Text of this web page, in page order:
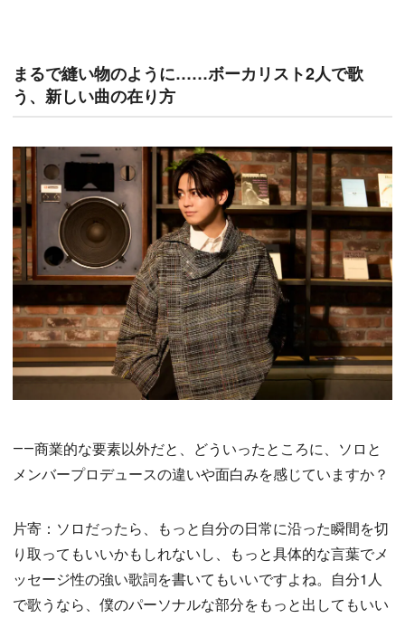
まるで縫い物のように……ボーカリスト2人で歌
う、新しい曲の在り方
――商業的な要素以外だと、どういったところに、ソロと
メンバープロデュースの違いや面白みを感じていますか？
片寄：ソロだったら、もっと自分の日常に沿った瞬間を切
り取ってもいいかもしれないし、もっと具体的な言葉でメ
ッセージ性の強い歌詞を書いてもいいですよね。自分1人
で歌うなら、僕のパーソナルな部分をもっと出してもいい